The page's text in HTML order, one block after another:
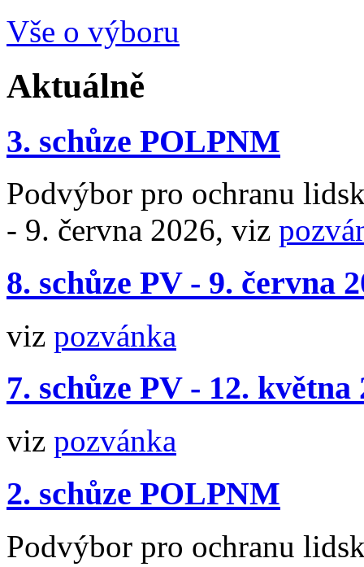
Vše o výboru
Aktuálně
3. schůze POLPNM
Podvýbor pro ochranu
- 9. června 2026, viz
8. schůze PV - 9. června
viz pozvánka
7. schůze PV - 12. května
viz pozvánka
2. schůze POLPNM
Podvýbor pro ochranu